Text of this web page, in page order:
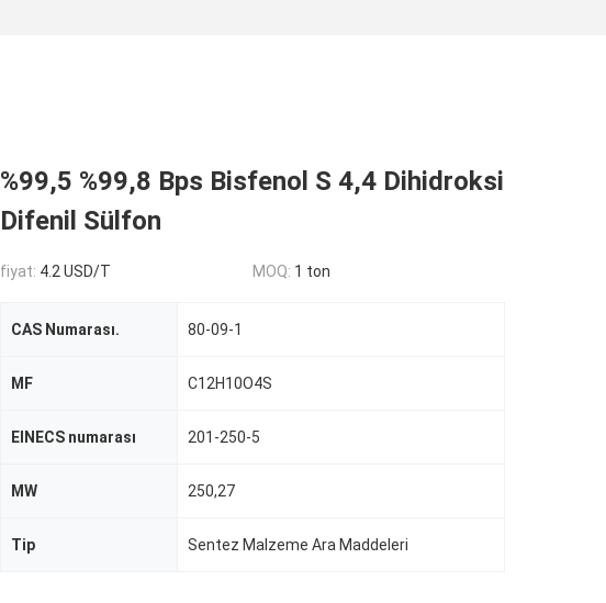
%99,5 %99,8 Bps Bisfenol S 4,4 Dihidroksi
Difenil Sülfon
fiyat: 4.2 USD/T MOQ: 1 ton
CAS Numarası. 80-09-1
MF C12H10O4S
EINECS numarası 201-250-5
MW 250,27
Tip Sentez Malzeme Ara Maddeleri